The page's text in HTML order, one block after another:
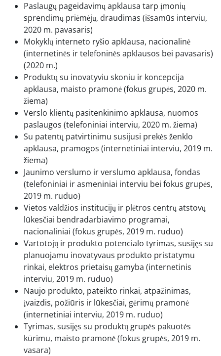
Paslaugų pageidavimų apklausa tarp įmonių
sprendimų priėmėjų, draudimas (išsamūs interviu,
2020 m. pavasaris)
Mokyklų interneto ryšio apklausa, nacionalinė
(internetinės ir telefoninės apklausos bei pavasaris)
(2020 m.)
Produktų su inovatyviu skoniu ir koncepcija
apklausa, maisto pramonė (fokus grupės, 2020 m.
žiema)
Verslo klientų pasitenkinimo apklausa, nuomos
paslaugos (telefoniniai interviu, 2020 m. žiema)
Su patentų patvirtinimu susijusi prekės ženklo
apklausa, pramogos (internetiniai interviu, 2019 m.
žiema)
Jaunimo verslumo ir verslumo apklausa, fondas
(telefoniniai ir asmeniniai interviu bei fokus grupės,
2019 m. ruduo)
Vietos valdžios institucijų ir plėtros centrų atstovų
lūkesčiai bendradarbiavimo programai,
nacionaliniai (fokus grupės, 2019 m. ruduo)
Vartotojų ir produkto potencialo tyrimas, susijęs su
planuojamu inovatyvaus produkto pristatymu
rinkai, elektros prietaisų gamyba (internetinis
interviu, 2019 m. ruduo)
Naujo produkto, pateikto rinkai, atpažinimas,
įvaizdis, požiūris ir lūkesčiai, gėrimų pramonė
(internetiniai interviu, 2019 m. ruduo)
Tyrimas, susijęs su produktų grupės pakuotės
kūrimu, maisto pramonė (fokus grupės, 2019 m.
vasara)